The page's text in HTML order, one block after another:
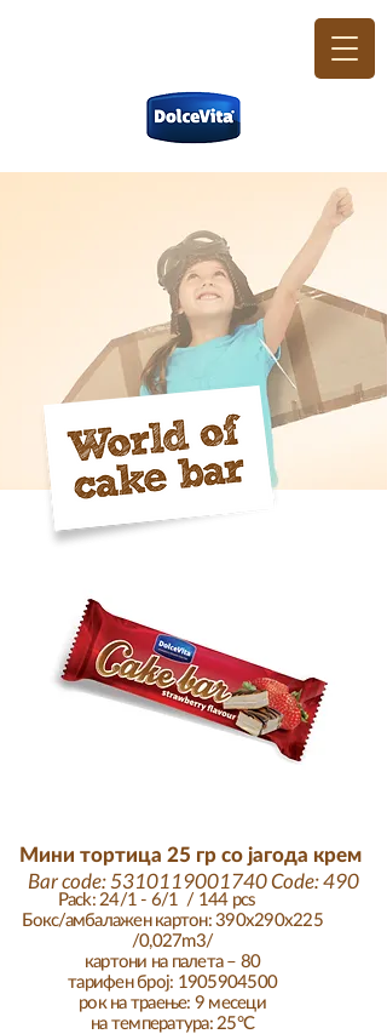
Pack: 24/1 - 6/1 / 144 pcs
Бокс/амбалажен картон: 390x290x225
/0,027m3/
картони на палета – 80
тарифен број: 1905904500
рок на траење: 9 месеци
на температура: 25°C
Мини тортица 25 гр со јагода крем
Bar code:5310119001740Code: 490